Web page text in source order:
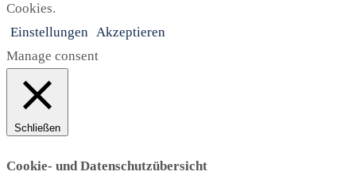
Cookies.
Einstellungen Akzeptieren
Manage consent
Schließen
Cookie- und Datenschutzübersicht